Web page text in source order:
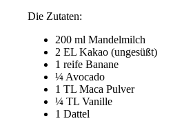
Die Zutaten:
200 ml Mandelmilch
2 EL Kakao (ungesüßt)
1 reife Banane
¼ Avocado
1 TL Maca Pulver
¼ TL Vanille
1 Dattel